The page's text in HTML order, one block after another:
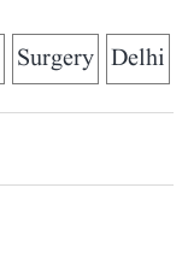
Delhi
Surgery